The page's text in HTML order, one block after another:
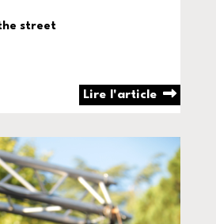
street
Lire l'article